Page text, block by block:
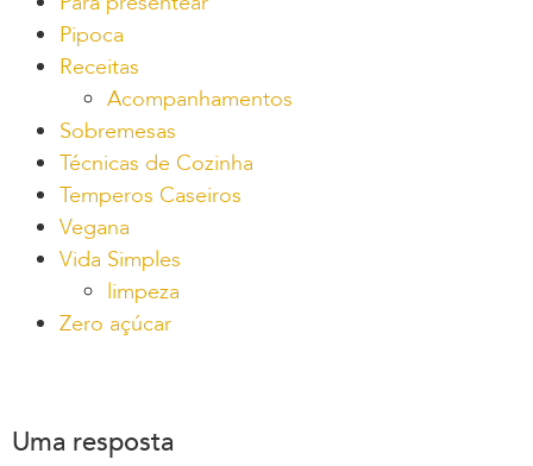
Pipoca
Receitas
Acompanhamentos
Sobremesas
Técnicas de Cozinha
Temperos Caseiros
Vegana
Vida Simples
limpeza
Zero açúcar
Uma resposta